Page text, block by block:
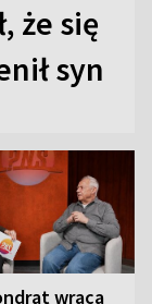
że się
syn
wraca